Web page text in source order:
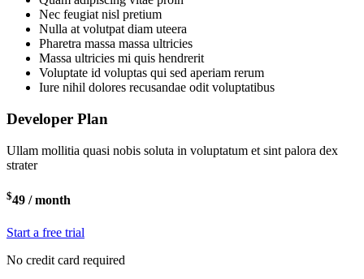
Nec feugiat nisl pretium
Nulla at volutpat diam uteera
Pharetra massa massa ultricies
Massa ultricies mi quis hendrerit
Voluptate id voluptas qui sed aperiam rerum
Iure nihil dolores recusandae odit voluptatibus
Developer Plan
Ullam mollitia quasi nobis soluta in voluptatum et sint palora dex
strater
$49 / month
Start a free trial
No credit card required